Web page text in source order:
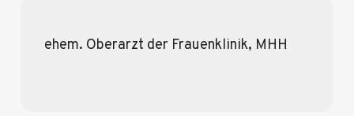
ehem. Oberarzt der Frauenklinik, MHH